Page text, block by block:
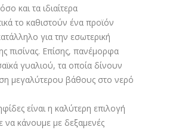
και τα ιδιαίτερα
το καθιστούν ένα προϊόν
για την εσωτερική
πισίνας. Επίσης, πανέμορφα
γυαλιού, τα οποία δίνουν
μεγαλύτερου βάθους στο νερό
είναι η καλύτερη επιλογή
να κάνουμε με δεξαμενές